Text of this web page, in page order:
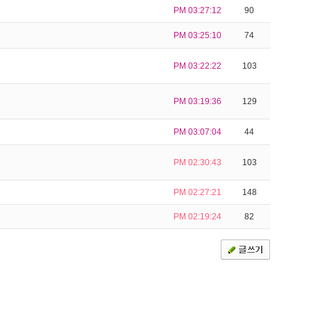
PM 03:27:12 90
PM 03:25:10 74
PM 03:22:22 103
PM 03:19:36 129
PM 03:07:04 44
PM 02:30:43 103
PM 02:27:21 148
PM 02:19:24 82